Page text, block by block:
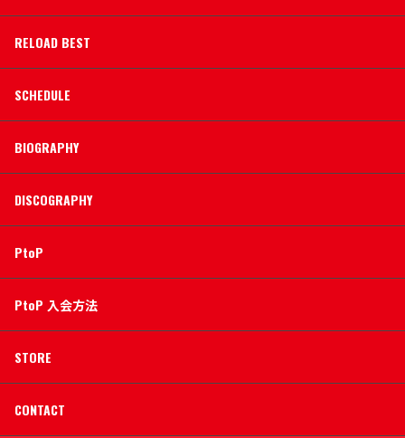
RELOAD BEST
SCHEDULE
BIOGRAPHY
DISCOGRAPHY
PtoP
PtoP 入会方法
STORE
CONTACT